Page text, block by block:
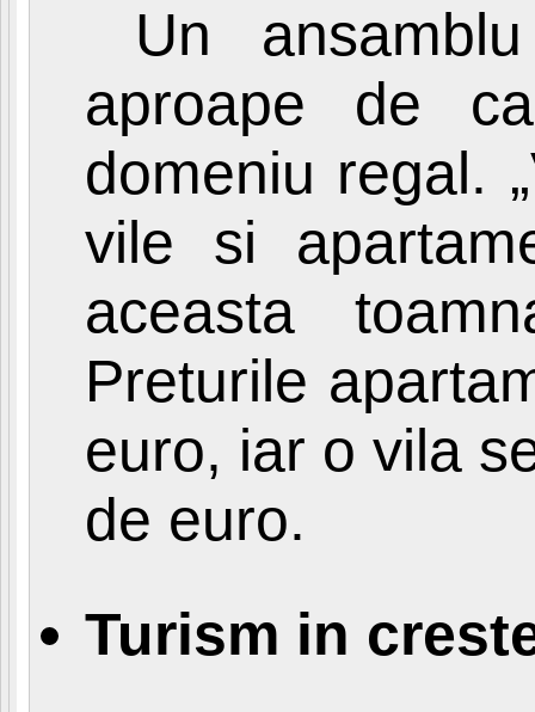
Un
aproape de
domeniu regal.
vile si
aceasta
Preturile
euro, iar o vila
de euro.
Turism in